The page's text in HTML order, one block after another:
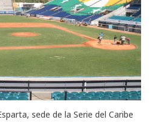
sede de la Serie del Caribe